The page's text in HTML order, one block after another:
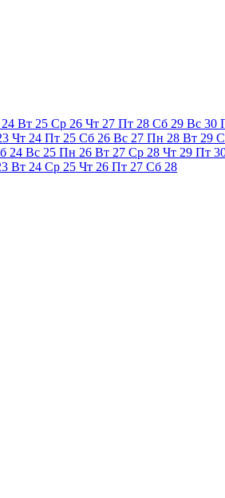
24 Вт 25 Ср 26 Чт 27 Пт 28 Сб 29 Вс 30
Чт 24 Пт 25 Сб 26 Вс 27 Пн 28 Вт 29
24 Вс 25 Пн 26 Вт 27 Ср 28 Чт 29 Пт
Вт 24 Ср 25 Чт 26 Пт 27 Сб 28